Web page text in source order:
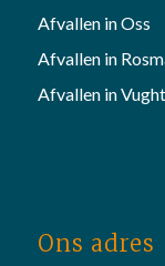
Afvallen in Oss
Afvallen in
Afvallen in Vught
Ons adres